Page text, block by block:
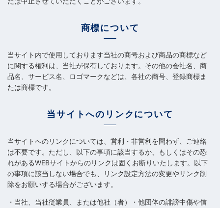
商標について
当サイト内で使用しております当社の商号および商品の商標など
に関する権利は、当社が保有しております。その他の会社名、商
品名、サービス名、ロゴマークなどは、各社の商号、登録商標ま
たは商標です。
当サイトへのリンクについて
当サイトへのリンクについては、営利・非営利を問わず、ご連絡
は不要です。ただし、以下の事項に該当するか、もしくはその恐
れがあるWEBサイトからのリンクは固くお断りいたします。以下
の事項に該当しない場合でも、リンク設定方法の変更やリンク削
除をお願いする場合がございます。
・当社、当社従業員、または他社（者）・他団体の誹謗中傷や信